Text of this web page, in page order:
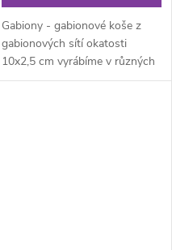
Gabiony - gabionové koše z
gabionových sítí okatosti
10x2,5 cm vyrábíme v různých
velikostech podle